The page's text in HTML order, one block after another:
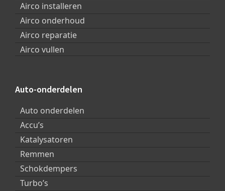
Airco installeren
Airco onderhoud
Airco reparatie
Airco vullen
Auto-onderdelen
Auto onderdelen
Accu’s
Katalysatoren
Remmen
Schokdempers
Turbo’s